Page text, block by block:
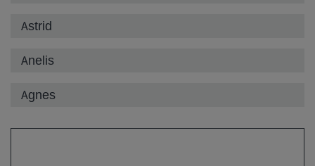
Astrid
Anelis
Agnes